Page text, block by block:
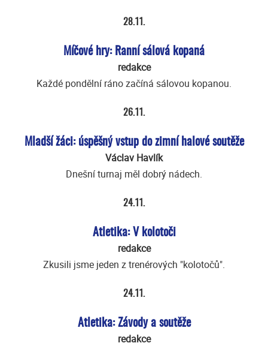
28.11.
Míčové hry: Ranní sálová kopaná
redakce
Každé pondělní ráno začíná sálovou kopanou.
26.11.
Mladší žáci: úspěšný vstup do zimní halové soutěže
Václav Havlík
Dnešní turnaj měl dobrý nádech.
24.11.
Atletika: V kolotoči
redakce
Zkusili jsme jeden z trenérových "kolotočů".
24.11.
Atletika: Závody a soutěže
redakce